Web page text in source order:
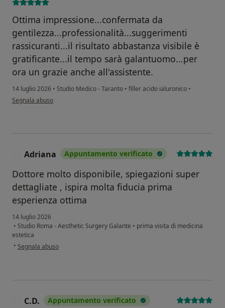
Ottima impressione...confermata da
gentilezza...professionalità...suggerimenti
rassicuranti...il risultato abbastanza visibile è
gratificante...il tempo sarà galantuomo...per
ora un grazie anche all'assistente.
14 luglio 2026 • Studio Medico - Taranto • filler acido ialuronico •
secondo l'opinione dell'utente Annamaria Ricchetti
Segnala abuso
Adriana Appuntamento verificato
Dottore molto disponibile, spiegazioni super
dettagliate , ispira molta fiducia prima
esperienza ottima
14 luglio 2026
• Studio Roma - Aesthetic Surgery Galante • prima visita di medicina
estetica
• secondo l'opinione dell'utente Adriana
Segnala abuso
C.D. Appuntamento verificato